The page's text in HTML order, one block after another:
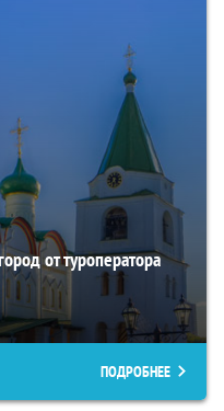
от туроператора
ПОДРОБНЕЕ